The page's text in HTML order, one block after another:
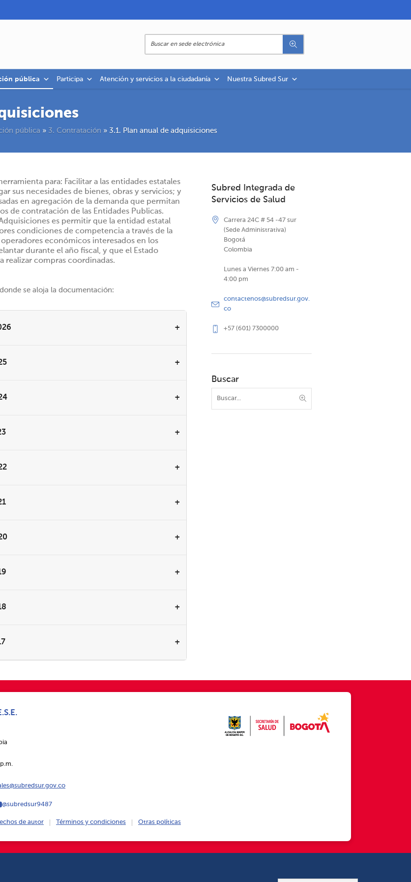
pública Participa Atención y servicios a la ciudadanía Nuestra Subred Sur
pública » 3. Contratación » 3.1. Plan anual de adquisiciones
para: Facilitar a las entidades estatales
sus necesidades de bienes, obras y servicios; y
en agregación de la demanda que permitan
de contratación de las Entidades Publicas.
es permitir que la entidad estatal
condiciones de competencia a través de la
económicos interesados en los
durante el año fiscal, y que el Estado
compras coordinadas.
se aloja la documentación:
Subred Integrada de
Servicios de Salud
Carrera 24C # 54 -47 sur
(Sede Administrativa)
Bogotá
Colombia
Lunes a Viernes 7:00 am -
4:00 pm
contactenos@subredsur.gov.
co
+57 (601) 7300000
Buscar
@subredsur9487
de autor Términos y condiciones Otras políticas